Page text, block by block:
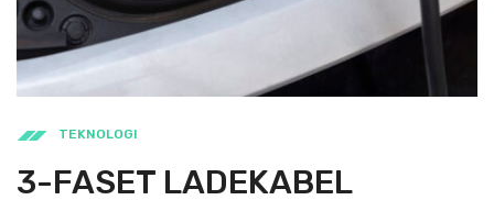
TEKNOLOGI
3-FASET LADEKABEL